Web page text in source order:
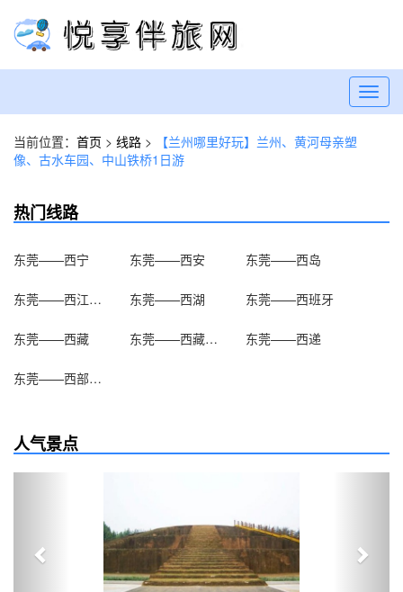
当前位置： 首页 > 线路 >
【兰州哪里好玩】兰州、黄河母亲塑
像、古水车园、中山铁桥1日游
热门线路
东莞——西宁 东莞——西安 东莞——西岛
东莞——西江千户苗寨 东莞——西湖 东莞——西班牙
东莞——西藏 东莞——西藏博物馆 东莞——西递
东莞——西部影视城
人气景点